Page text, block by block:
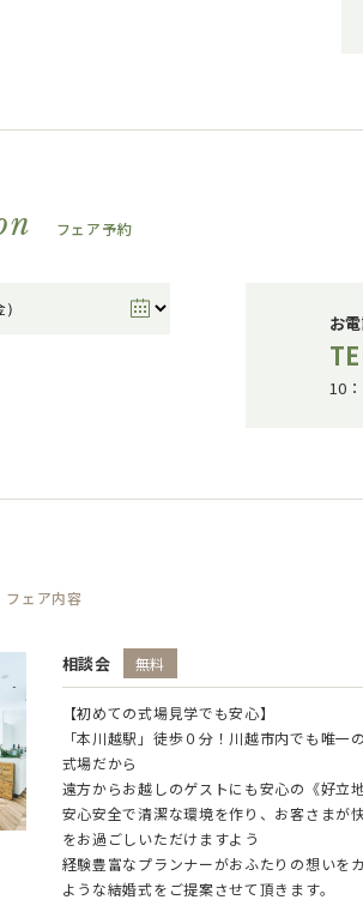
フェア予約
お
10
フェア内容
相談会 無料
【初めての式場見学でも安心】
「本川越駅」徒歩０分！川越市内でも唯一
式場だから
遠方からお越しのゲストにも安心の《好立地
安心安全で清潔な環境を作り、お客さまが
をお過ごしいただけますよう
経験豊富なプランナーがおふたりの想いを
ような結婚式をご提案させて頂きます。